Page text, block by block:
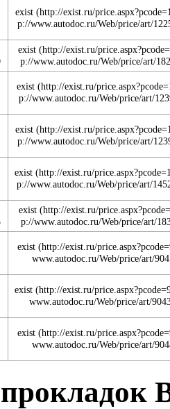
exist
exist
exist
exist
exist
exist
exist
exist
exist